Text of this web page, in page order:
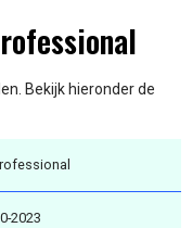
Bekijk hieronder de
2023